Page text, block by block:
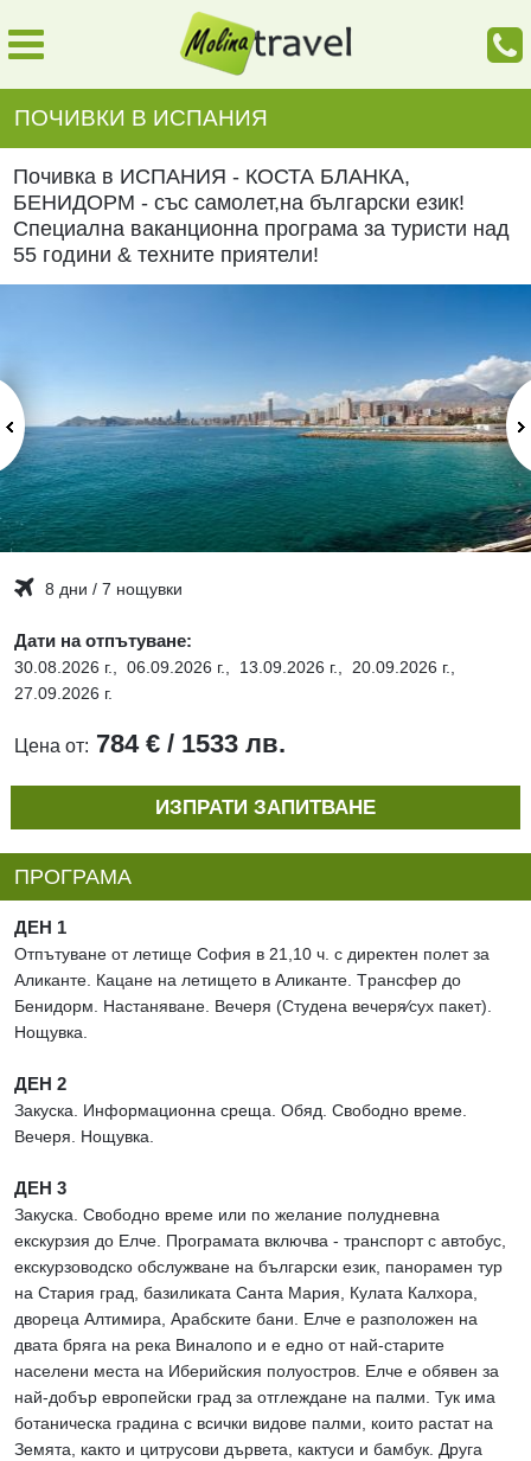
ПОЧИВКИ В ИСПАНИЯ
Почивка в ИСПАНИЯ - КОСТА БЛАНКА,
БЕНИДОРМ - със самолет,на български език!
Специална ваканционна програма за туристи над
55 години & техните приятели!
8 дни / 7 нощувки
Дати на отпътуване:
30.08.2026 г., 06.09.2026 г., 13.09.2026 г.,
20.09.2026 г.,
27.09.2026 г.
Цена от: 784 € / 1533 лв.
ИЗПРАТИ ЗАПИТВАНЕ
ПРОГРАМА
ДЕН 1
Отпътуване от летище София в 21,10 ч. с директен полет за
Аликанте. Кацане на летището в Аликанте. Tрансфер до
Бенидорм. Настаняване. Вечеря (Студена вечеря∕сух пакет).
Нощувка.
ДЕН 2
Закуска. Информационна среща. Обяд. Свободно време.
Вечеря. Нощувка.
ДЕН 3
Закуска. Свободно време или по желание полудневна
екскурзия до Елче. Програмата включва - транспорт с автобус,
екскурзоводско обслужване на български език, панорамен тур
на Стария град, базиликата Санта Мария, Кулата Калхора,
двореца Алтимира, Арабските бани. Елче е разположен на
двата бряга на река Виналопо и е едно от най-старите
населени места на Иберийския полуостров. Елче е обявен за
най-добър европейски град за отглеждане на палми. Тук има
ботаническа градина с всички видове палми, които растат на
Земята, както и цитрусови дървета, кактуси и бамбук. Друга